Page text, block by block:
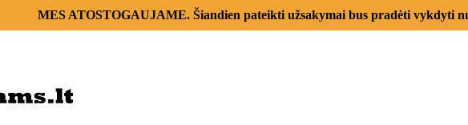
MES ATOSTOGAUJAME. Šiandien pateikti užsakymai bus pradėti vykdyti